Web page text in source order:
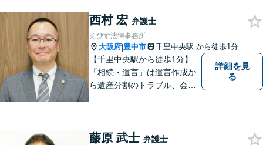
やWEB相談もございますので
お気軽にお問合せください】
西村 宏 弁護士
えびす法律事務所
大阪府|豊中市 千里中央駅 から徒歩1分
【千里中央駅から徒歩1分】
「相続・遺言」は遺言作成か
ら遺産分割のトラブル、会社
【初回相談30分無料】
詳細を見
る
藤原 武士 弁護士